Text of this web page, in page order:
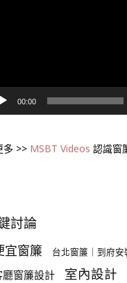
00:00
多 >> MSBT Videos 認識窗
討論
宜窗簾 台北窗簾｜到府安
廳窗簾設計 室內設計